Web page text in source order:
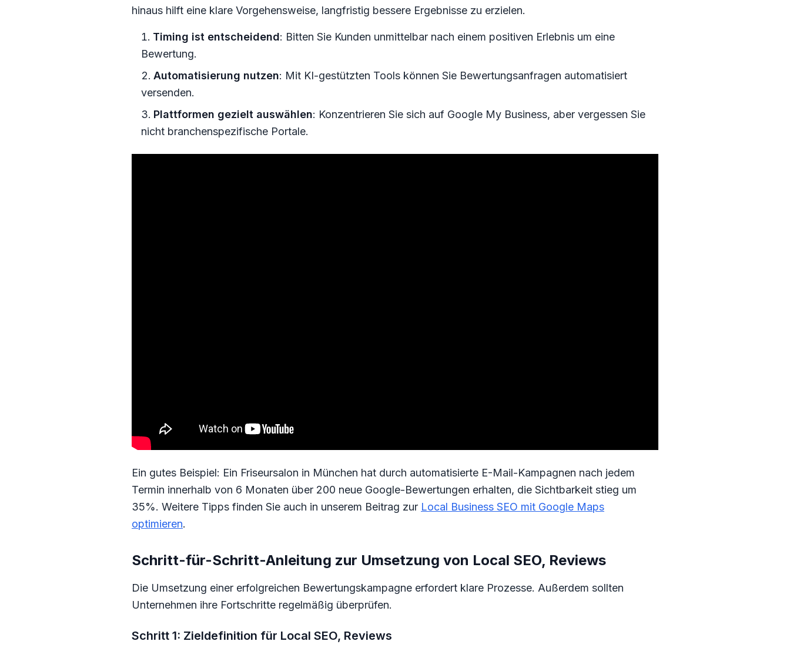
hinaus hilft eine klare Vorgehensweise, langfristig bessere Ergebnisse zu erzielen.
Timing ist entscheidend: Bitten Sie Kunden unmittelbar nach einem positiven Erlebnis um eine
Bewertung.
Automatisierung nutzen: Mit KI-gestützten Tools können Sie Bewertungsanfragen automatisiert
versenden.
Plattformen gezielt auswählen: Konzentrieren Sie sich auf Google My Business, aber vergessen Sie
nicht branchenspezifische Portale.
Ein gutes Beispiel: Ein Friseursalon in München hat durch automatisierte E-Mail-Kampagnen nach jedem
Termin innerhalb von 6 Monaten über 200 neue Google-Bewertungen erhalten, die Sichtbarkeit stieg um
35%. Weitere Tipps finden Sie auch in unserem Beitrag zur Local Business SEO mit Google Maps
optimieren.
Schritt-für-Schritt-Anleitung zur Umsetzung von Local SEO, Reviews
Die Umsetzung einer erfolgreichen Bewertungskampagne erfordert klare Prozesse. Außerdem sollten
Unternehmen ihre Fortschritte regelmäßig überprüfen.
Schritt 1: Zieldefinition für Local SEO, Reviews